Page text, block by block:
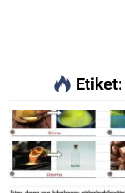
Etiket: